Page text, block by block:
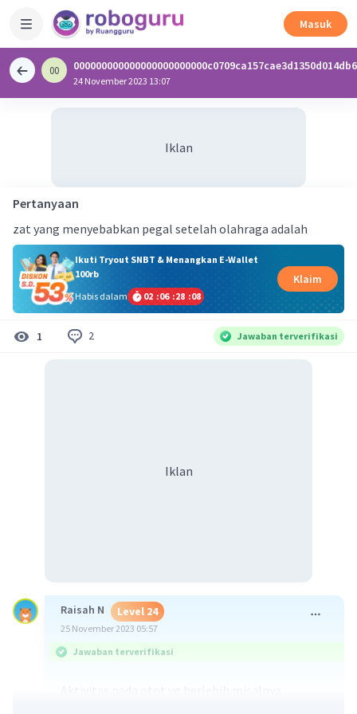
Masuk
00
0
24 November 2023 13:07
Iklan
Pertanyaan
zat yang menyebabkan pegal setelah olahraga adalah
Ikuti Tryout SNBT & Menangkan E-Wallet
100rb
Habis dalam
02 :06 :28 :07
Klaim
1 2 Jawaban terverifikasi
Iklan
Raisah N Level 24
25 November 2023 05:57
Jawaban terverifikasi